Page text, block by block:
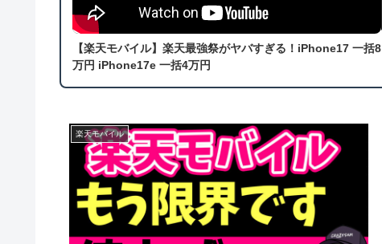
【楽天モバイル】楽天最強祭がヤバすぎる！iPhone17 一括8
万円 iPhone17e 一括4万円
楽天モバイル